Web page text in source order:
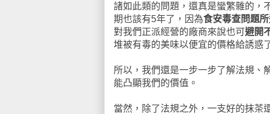
諸如此類的問題，還真是蠻繁雜的，
期也該有5年了，因為食安毒查問題
對我們正派經營的廠商來說也可避開
堆被有毒的美味以便宜的價格給誘惑
所以，我們還是一步一步了解法規、
能凸顯我們的價值。
當然，除了法規之外，一支好的抹茶